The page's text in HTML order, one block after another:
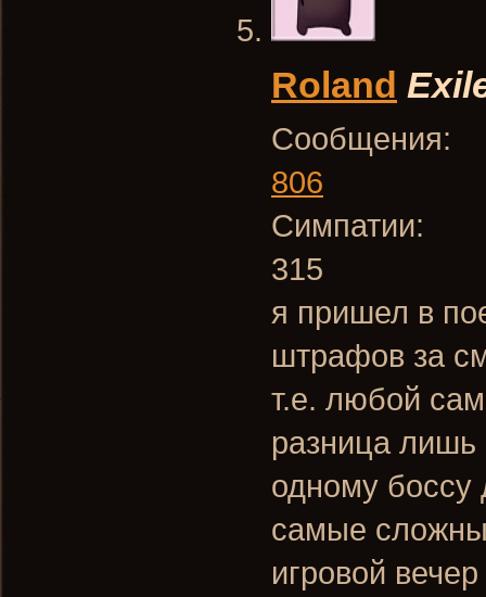
Roland
Сообщения:
806
Симпатии:
315
я пришел в
штрафов за
т.е. любой
разница лишь
одному боссу
самые
игровой